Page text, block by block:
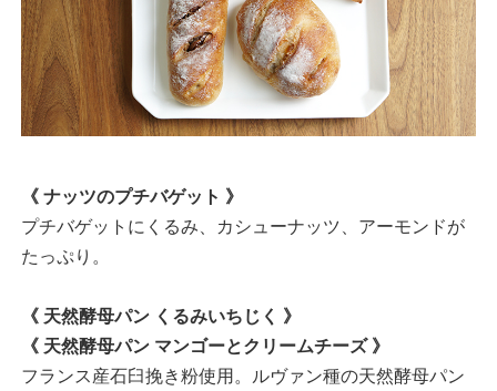
《 ナッツのプチバゲット 》
プチバゲットにくるみ、カシューナッツ、アーモンドが
たっぷり。
《 天然酵母パン くるみいちじく 》
《 天然酵母パン マンゴーとクリームチーズ 》
フランス産石臼挽き粉使用。ルヴァン種の天然酵母パン